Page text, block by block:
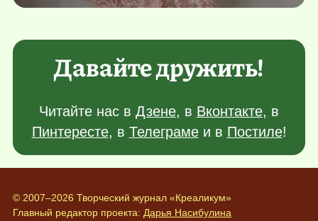
Давайте дружить!
Читайте нас в Дзене, в Вконтакте, в
Пинтересте, в Телеграмеи в Постиле!
© 2007–2026 Творческий журнал «Креаликум»
Главный редактор проекта: Дарья Насибулина